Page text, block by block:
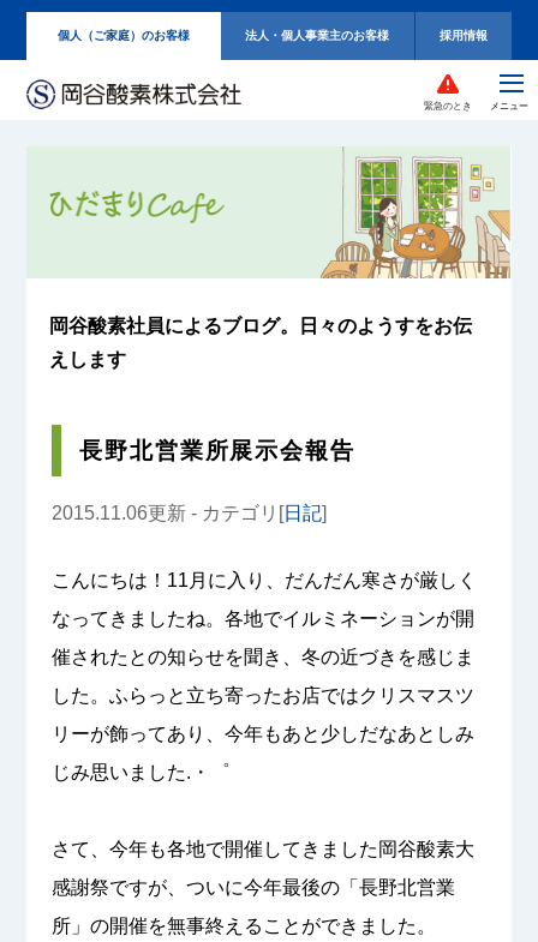
個人（ご家庭）のお客様 法人・個人事業主のお客様 採用情報
緊急のとき
岡谷酸素社員によるブログ。
日々のようすをお伝
えします
長野北営業所展示会報告
2015.11.06更新 - カテゴリ[日記]
こんにちは！11月に入り、だんだん寒さが厳しく
なってきましたね。各地でイルミネーションが開
催されたとの知らせを聞き、冬の近づきを感じま
した。ふらっと立ち寄ったお店ではクリスマスツ
リーが飾ってあり、今年もあと少しだなあとしみ
じみ思いました.・゜
さて、今年も各地で開催してきました岡谷酸素大
感謝祭ですが、ついに今年最後の「長野北営業
所」の開催を無事終えることができました。